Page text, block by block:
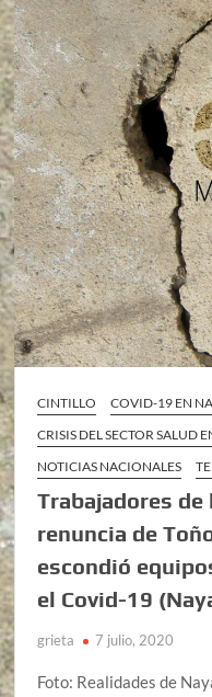
CINTILLO COVID-19 EN
CRISIS DEL SECTOR SALUD
NOTICIAS NACIONALES
Trabajadores de
renuncia de
escondió
el Covid-19
grieta 7 julio, 2020
Foto: Realidades de